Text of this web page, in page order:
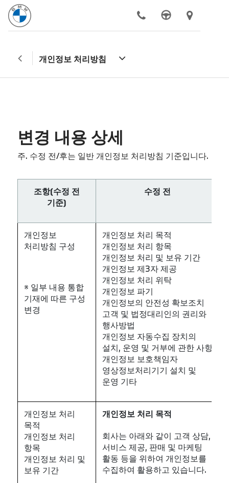
공식
개인정보 처리방침
변경 내용 상세
주. 수정 전/후는 일반 개인정보 처리방침 기준입니다.
조항(수정 전
기준)
수정 전
개인정보
처리방침 구성
※ 일부 내용 통합
기재에 따른 구성
변경
개인정보 처리 목적
개인정보 처리 항목
개인정보 처리 및 보유 기간
개인정보 제3자 제공
개인정보 처리 위탁
개인정보 파기
개인정보의 안전성 확보조치
고객 및 법정대리인의 권리와
행사방법
개인정보 자동수집 장치의
설치, 운영 및 거부에 관한 사항
개인정보 보호책임자
영상정보처리기기 설치 및
운영 기타
개인정보 처리
목적
개인정보 처리
항목
개인정보 처리 및
보유 기간
개인정보 처리 목적
회사는 아래와 같이 고객 상담,
서비스 제공, 판매 및 마케팅
활동 등을 위하여 개인정보를
수집하여 활용하고 있습니다.